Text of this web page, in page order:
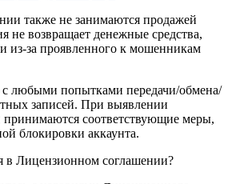
также не занимаются продажей
не возвращает денежные средства,
из-за проявленного к мошенникам
любыми попытками передачи/обмена/
записей. При выявлении
соответствующие меры,
блокировки аккаунта.
в Лицензионном соглашении?